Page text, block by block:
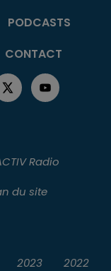
PODCASTS
CONTACT
Radio
du site
2023 2022